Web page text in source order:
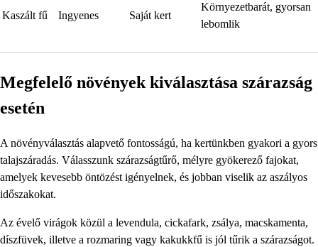
Kaszált fű Ingyenes Saját kert
Környezetbarát, gyorsan
lebomlik
Megfelelő növények kiválasztása szárazság
esetén
A növényválasztás alapvető fontosságú, ha kertünkben gyakori a gyors
talajszáradás. Válasszunk szárazságtűrő, mélyre gyökerező fajokat,
amelyek kevesebb öntözést igényelnek, és jobban viselik az aszályos
időszakokat.
Az évelő virágok közül a levendula, cickafark, zsálya, macskamenta,
díszfüvek, illetve a rozmaring vagy kakukkfű is jól tűrik a szárazságot.